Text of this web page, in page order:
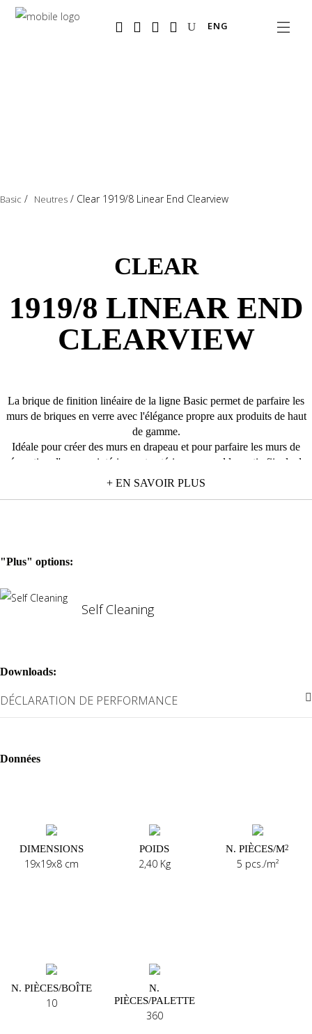
Salta
ENG
Basic / Neutres / Clear 1919/8 Linear End Clearview
CLEAR
1919/8 LINEAR END
CLEARVIEW
La brique de finition linéaire de la ligne Basic permet de parfaire les
murs de briques en verre avec l'élégance propre aux produits de haut
de gamme.
Idéale pour créer des murs en drapeau et pour parfaire les murs de
séparation d'espaces intérieurs et extérieurs, quand la partie fiinale du
mur ne repose par sur la structure en maçonnerie présente.
association avec la brique de finition courbe de la ligne Basic.
avec toutes les Basic Colorées, et elle prévoit une installation avec
jointoiement minimal de 1 cm.
+ EN SAVOIR PLUS
"Plus" options:
Self Cleaning
Downloads:
DÉCLARATION DE PERFORMANCE
Données
DIMENSIONS
19x19x8 cm
POIDS
2,40 Kg
N. PIÈCES/M2
5 pcs./m²
N. PIÈCES/BOÎTE
10
N.
PIÈCES/PALETTE
360